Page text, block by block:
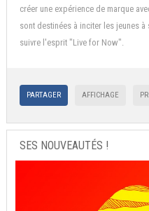
créer une expérience de marque
sont destinées à inciter les jeunes
suivre l'esprit "Live for Now".
PARTAGER AFFICHAGE
SES NOUVEAUTÉS !